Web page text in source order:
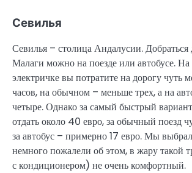
Севилья
Севилья – столица Андалусии. Добраться
Малаги можно на поезде или автобусе. На
электричке вы потратите на дорогу чуть
часов, на обычном – меньше трех, а на
четыре. Однако за самый быстрый
отдать около 40 евро, за обычный поезд
за автобус – примерно 17 евро. Мы
немного пожалели об этом, в жару такой
с кондиционером) не очень комфортный.